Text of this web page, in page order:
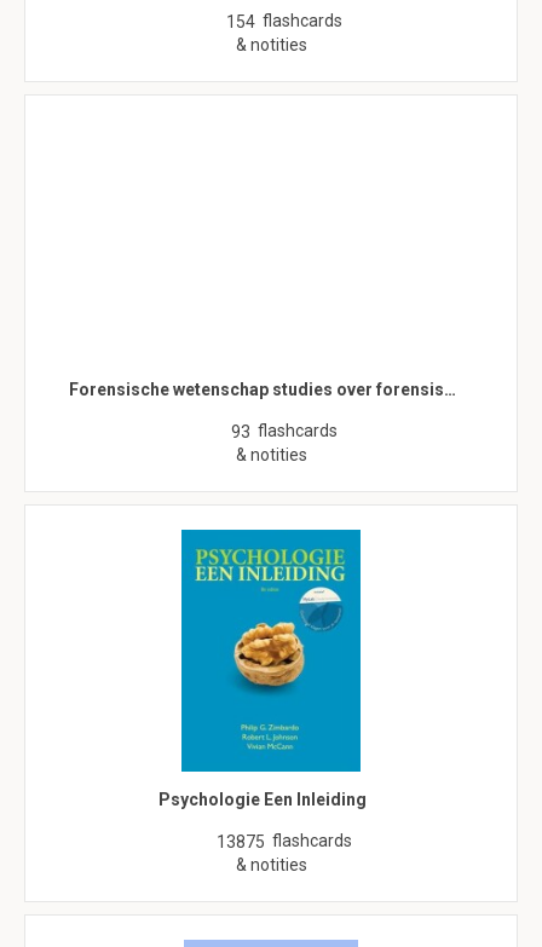
154 flashcards
& notities
Forensische wetenschap studies over forensis…
93 flashcards
& notities
Psychologie Een Inleiding
13875 flashcards
& notities